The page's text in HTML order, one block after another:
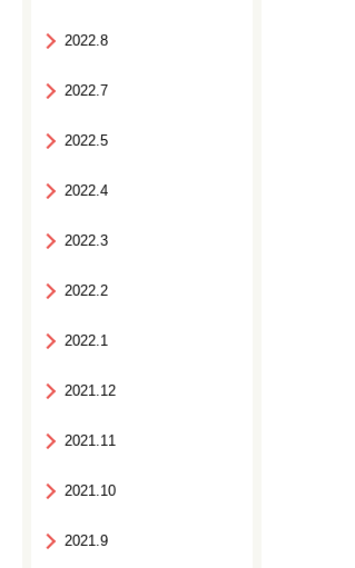
2022.8
2022.7
2022.5
2022.4
2022.3
2022.2
2022.1
2021.12
2021.11
2021.10
2021.9